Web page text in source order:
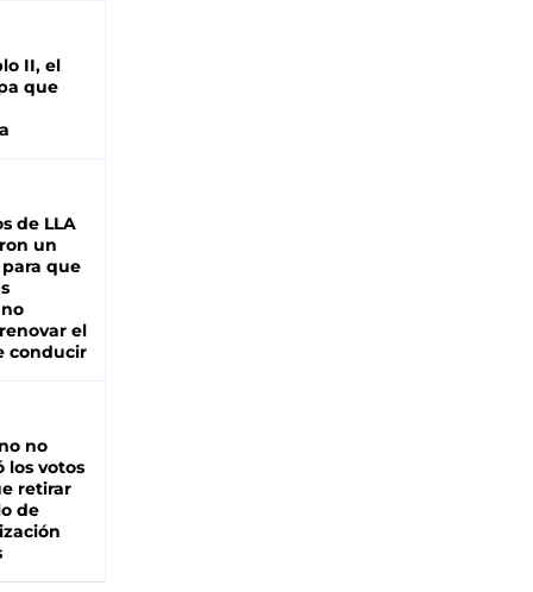
II, el
que
de LLA
un
que
el
conducir
no
los votos
retirar
de